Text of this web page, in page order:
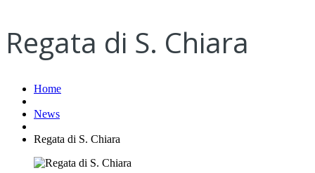
Regata di S. Chiara
Home
News
Regata di S. Chiara